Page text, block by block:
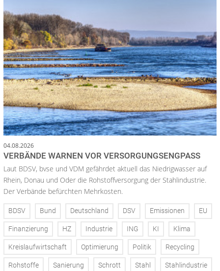
04.08.2026
VERBÄNDE WARNEN VOR VERSORGUNGSENGPASS
Laut BDSV, bvse und VDM gefährdet aktuell das Niedrigwasser auf
Rhein, Donau und Oder die Rohstoffversorgung der Stahlindustrie.
Der Verbände befürchten Mehrkosten.
BDSV Bund Deutschland DSV Emissionen EU
Finanzierung HZ Industrie ING KI Klima
Kreislaufwirtschaft Optimierung Politik Recycling
Rohstoffe Sanierung Schrott Stahl Stahlindustrie